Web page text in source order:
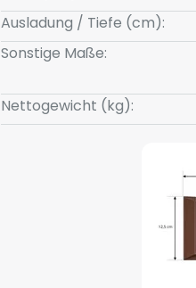
Ausladung / Tiefe (cm):
Sonstige Maße:
Nettogewicht (kg):